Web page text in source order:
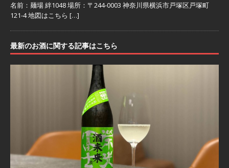
名前：麺場 絆1048 場所：〒244-0003 神奈川県横浜市戸塚区戸塚町
121-4 地図はこちら […]
最新のお酒に関する記事はこちら